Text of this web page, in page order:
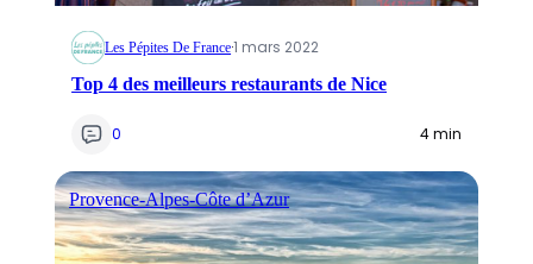
Les Pépites De France·1 mars 2022
Top 4 des meilleurs restaurants de Nice
0 4 min
Provence-Alpes-Côte d’Azur